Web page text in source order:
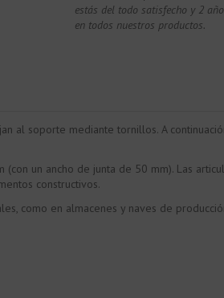
estás del todo satisfecho y 2
en todos nuestros productos.
al soporte mediante tornillos. A
un ancho de junta de 50 mm). Las
constructivos.
como en almacenes y naves de